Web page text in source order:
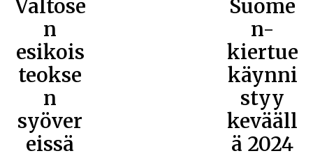
Valtose
n
esikois
teokse
n
syöver
eissä
Suome
n-
kiertue
käynni
styy
kevääll
ä 2024